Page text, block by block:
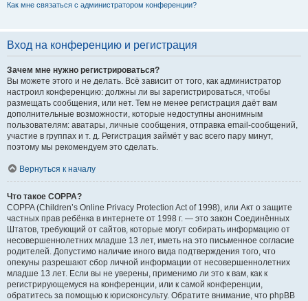
Как мне связаться с администратором конференции?
Вход на конференцию и регистрация
Зачем мне нужно регистрироваться?
Вы можете этого и не делать. Всё зависит от того, как администратор
настроил конференцию: должны ли вы зарегистрироваться, чтобы
размещать сообщения, или нет. Тем не менее регистрация даёт вам
дополнительные возможности, которые недоступны анонимным
пользователям: аватары, личные сообщения, отправка email-сообщений,
участие в группах и т. д. Регистрация займёт у вас всего пару минут,
поэтому мы рекомендуем это сделать.
Вернуться к началу
Что такое COPPA?
COPPA (Children’s Online Privacy Protection Act of 1998), или Акт о защите
частных прав ребёнка в интернете от 1998 г. — это закон Соединённых
Штатов, требующий от сайтов, которые могут собирать информацию от
несовершеннолетних младше 13 лет, иметь на это письменное согласие
родителей. Допустимо наличие иного вида подтверждения того, что
опекуны разрешают сбор личной информации от несовершеннолетних
младше 13 лет. Если вы не уверены, применимо ли это к вам, как к
регистрирующемуся на конференции, или к самой конференции,
обратитесь за помощью к юрисконсульту. Обратите внимание, что phpBB